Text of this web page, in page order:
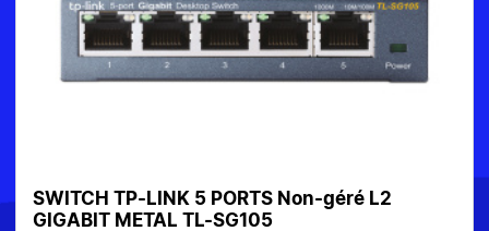
SWITCH TP-LINK 5 PORTS Non-géré L2
GIGABIT METAL TL-SG105